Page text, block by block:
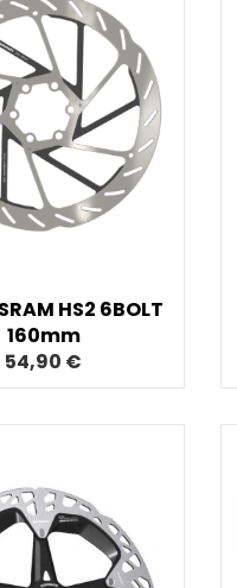
HS2 6BOLT
160mm
54,90 €